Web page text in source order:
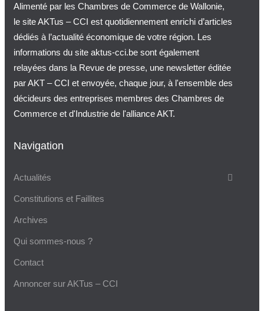
Alimenté par les Chambres de Commerce de Wallonie,
le site AKTus – CCI est quotidiennement enrichi d’articles
dédiés à l’actualité économique de votre région. Les
informations du site aktus-cci.be sont également
relayées dans la Revue de presse, une newsletter éditée
par AKT – CCI et envoyée, chaque jour, à l'ensemble des
décideurs des entreprises membres des Chambres de
Commerce et d'Industrie de l'alliance AKT.
Navigation
Actualités
Constitutions et Faillites
Archives
Qui sommes-nous ?
Contact
Annoncer sur AKTus – CCI